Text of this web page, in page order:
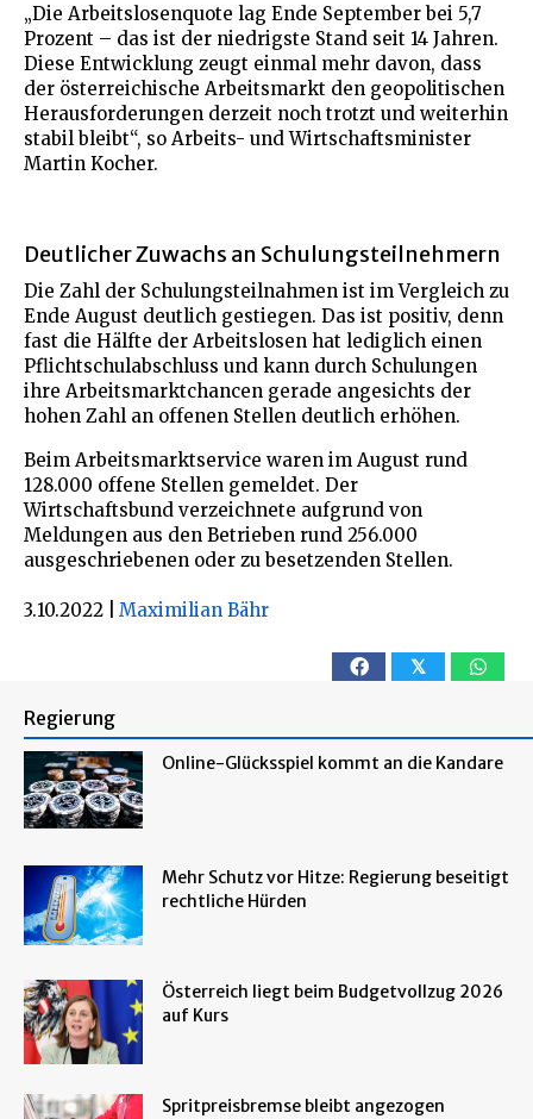
„Die Arbeitslosenquote lag Ende September bei 5,7
Prozent – das ist der niedrigste Stand seit 14 Jahren.
Diese Entwicklung zeugt einmal mehr davon, dass
der österreichische Arbeitsmarkt den geopolitischen
Herausforderungen derzeit noch trotzt und weiterhin
stabil bleibt“, so Arbeits- und Wirtschaftsminister
Martin Kocher.
Deutlicher Zuwachs an Schulungsteilnehmern
Die Zahl der Schulungsteilnahmen ist im Vergleich zu
Ende August deutlich gestiegen. Das ist positiv, denn
fast die Hälfte der Arbeitslosen hat lediglich einen
Pflichtschulabschluss und kann durch Schulungen
ihre Arbeitsmarktchancen gerade angesichts der
hohen Zahl an offenen Stellen deutlich erhöhen.
Beim Arbeitsmarktservice waren im August rund
128.000 offene Stellen gemeldet. Der
Wirtschaftsbund verzeichnete aufgrund von
Meldungen aus den Betrieben rund 256.000
ausgeschriebenen oder zu besetzenden Stellen.
3.10.2022 Maximilian Bähr
𝕏
Regierung
Online-Glücksspiel kommt an die Kandare
Mehr Schutz vor Hitze: Regierung beseitigt
rechtliche Hürden
Österreich liegt beim Budgetvollzug 2026
auf Kurs
Spritpreisbremse bleibt angezogen